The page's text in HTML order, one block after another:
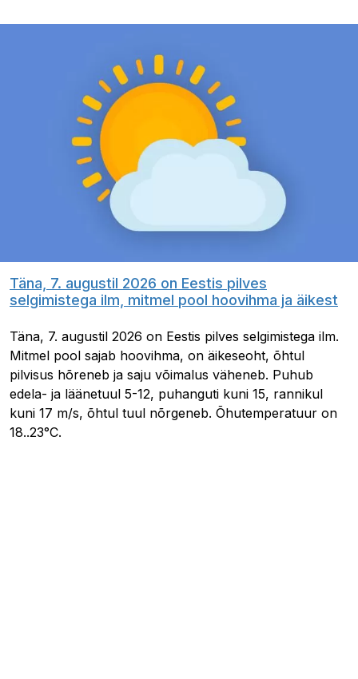
Täna, 7. augustil 2026 on Eestis pilves
selgimistega ilm, mitmel pool hoovihma ja äikest
Täna, 7. augustil 2026 on Eestis pilves selgimistega ilm.
Mitmel pool sajab hoovihma, on äikeseoht, õhtul
pilvisus hõreneb ja saju võimalus väheneb. Puhub
edela- ja läänetuul 5-12, puhanguti kuni 15, rannikul
kuni 17 m/s, õhtul tuul nõrgeneb. Õhutemperatuur on
18..23°C.